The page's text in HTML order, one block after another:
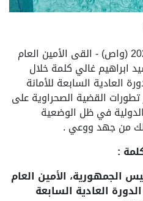
الشهيد الحافظ ، 12 يوليو 2025 (واص) - القى الأمين العام
ابراهيم غالي كلمة خلال
العادية السابعة للأمانة
القضية الصحراوية على
في ظل الوضعية
ذلك من جهد ووعي .
:
الجمهورية، الأمين العام
العادية السابعة